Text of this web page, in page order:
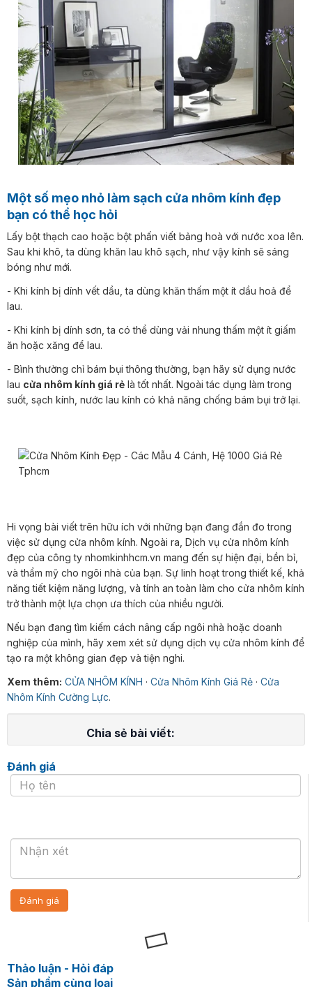
Một số mẹo nhỏ làm sạch cửa nhôm kính đẹp
bạn có thể học hỏi
Lấy bột thạch cao hoặc bột phấn viết bảng hoà với nước xoa lên.
Sau khi khô, ta dùng khăn lau khô sạch, như vậy kính sẽ sáng
bóng như mới.
- Khi kính bị dính vết dầu, ta dùng khăn thấm một ít dầu hoả để
lau.
- Khi kính bị dính sơn, ta có thể dùng vải nhung thấm một ít giấm
ăn hoặc xăng để lau.
- Bình thường chỉ bám bụi thông thường, bạn hãy sử dụng nước
lau cửa nhôm kính giá rẻ là tốt nhất. Ngoài tác dụng làm trong
suốt, sạch kính, nước lau kính có khả năng chống bám bụi trở lại.
Hi vọng bài viết trên hữu ích với những bạn đang đắn đo trong
việc sử dụng cửa nhôm kính. Ngoài ra, Dịch vụ cửa nhôm kính
đẹp của công ty nhomkinhhcm.vn mang đến sự hiện đại, bền bỉ,
và thẩm mỹ cho ngôi nhà của bạn. Sự linh hoạt trong thiết kế, khả
năng tiết kiệm năng lượng, và tính an toàn làm cho cửa nhôm kính
trở thành một lựa chọn ưa thích của nhiều người.
Nếu bạn đang tìm kiếm cách nâng cấp ngôi nhà hoặc doanh
nghiệp của mình, hãy xem xét sử dụng dịch vụ cửa nhôm kính để
tạo ra một không gian đẹp và tiện nghi.
Xem thêm: CỬA NHÔM KÍNH · Cửa Nhôm Kính Giá Rẻ · Cửa
Nhôm Kính Cường Lực.
Chia sẻ bài viết:
Đánh giá
Thảo luận - Hỏi đáp
Sản phẩm cùng loại